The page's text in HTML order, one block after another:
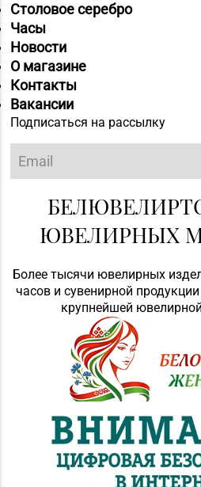
Столовое серебро
Часы
Новости
О магазине
Контакты
Вакансии
Подписаться на рассылку
ЮВЕЛИРНЫХ
Более тысячи ювелирных
часов и сувенирной
крупнейшей